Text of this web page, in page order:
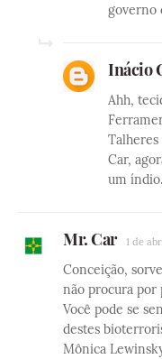
governo
Inácio
Ahh,
Talheres
Car,
um índio.
Mr. Car 1 de
Conceição,
não procura por
Você pode se
destes
Mônica